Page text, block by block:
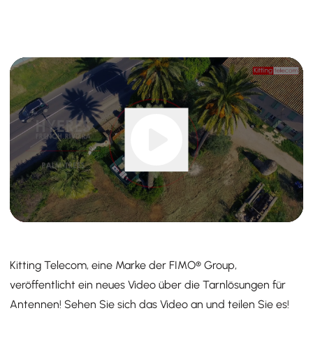
Kitting Telecom, eine Marke der FIMO® Group,
veröffentlicht ein neues Video über die Tarnlösungen für
Antennen! Sehen Sie sich das Video an und teilen Sie es!